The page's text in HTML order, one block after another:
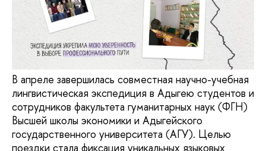
В апреле завершилась совместная научно-учебная
лингвистическая экспедиция в Адыгею студентов и
сотрудников факультета гуманитарных наук (ФГН)
Высшей школы экономики и Адыгейского
государственного университета (АГУ). Целью
поездки стала фиксация уникальных языковых